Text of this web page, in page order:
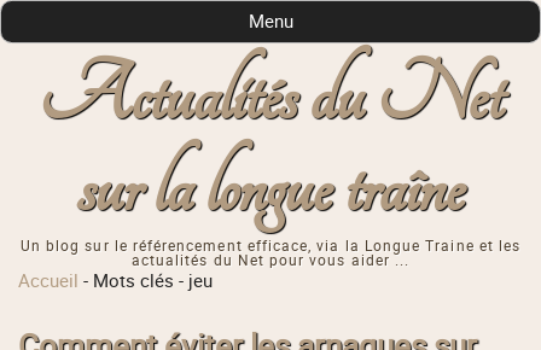
Actualités du Net
sur la longue traîne
Un blog sur le référencement efficace, via la Longue Traine et les
actualités du Net pour vous aider ...
Menu
Accueil - Mots clés - jeu